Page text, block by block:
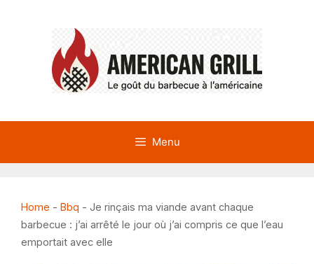
Menu
Home - Bbq - Je rinçais ma viande avant chaque
barbecue : j’ai arrêté le jour où j’ai compris ce que l’eau
emportait avec elle